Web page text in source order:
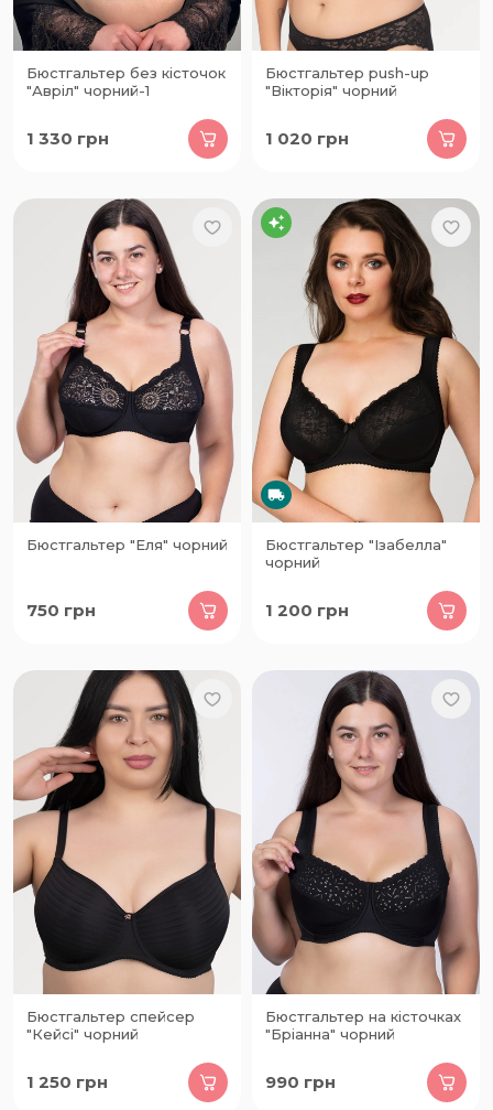
Бюстгальтер без кісточок
"Авріл" чорний-1
1 330 грн
Бюстгальтер push-up
"Вікторія" чорний
1 020 грн
Бюстгальтер "Еля" чорний
750 грн
Бюстгальтер "Ізабелла"
чорний
1 200 грн
Бюстгальтер спейсер
"Кейсі" чорний
1 250 грн
Бюстгальтер на кісточках
"Бріанна" чорний
990 грн